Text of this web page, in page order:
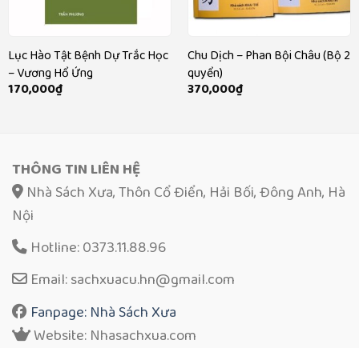
Lục Hào Tật Bệnh Dự Trắc Học
– Vương Hổ Ứng
170,000₫
Chu Dịch – Phan Bội Châu (Bộ 2
quyển)
370,000₫
THÔNG TIN LIÊN HỆ
Nhà Sách Xưa, Thôn Cổ Điển, Hải Bối, Đông Anh, Hà
Nội
Hotline: 0373.11.88.96
Email: sachxuacu.hn@gmail.com
Fanpage: Nhà Sách Xưa
Website: Nhasachxua.com